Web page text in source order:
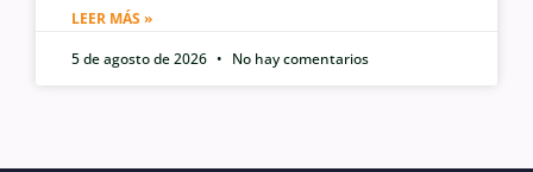
LEER MÁS »
5 de agosto de 2026
No hay comentarios